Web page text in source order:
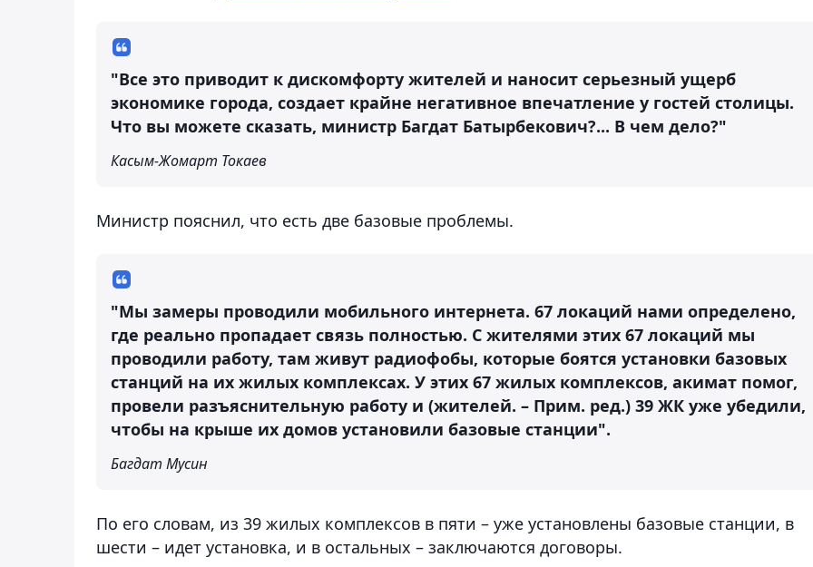
"Все это приводит к дискомфорту жителей и наносит серьезный ущерб
экономике города, создает крайне негативное впечатление у гостей столицы.
Что вы можете сказать, министр Багдат Батырбекович?... В чем дело?"
Касым-Жомарт Токаев
Министр пояснил, что есть две базовые проблемы.
"Мы замеры проводили мобильного интернета. 67 локаций нами определено,
где реально пропадает связь полностью. С жителями этих 67 локаций мы
проводили работу, там живут радиофобы, которые боятся установки базовых
станций на их жилых комплексах. У этих 67 жилых комплексов, акимат помог,
провели разъяснительную работу и (жителей. – Прим. ред.) 39 ЖК уже убедили,
чтобы на крыше их домов установили базовые станции".
Багдат Мусин
По его словам, из 39 жилых комплексов в пяти – уже установлены базовые станции, в
шести – идет установка, и в остальных – заключаются договоры.